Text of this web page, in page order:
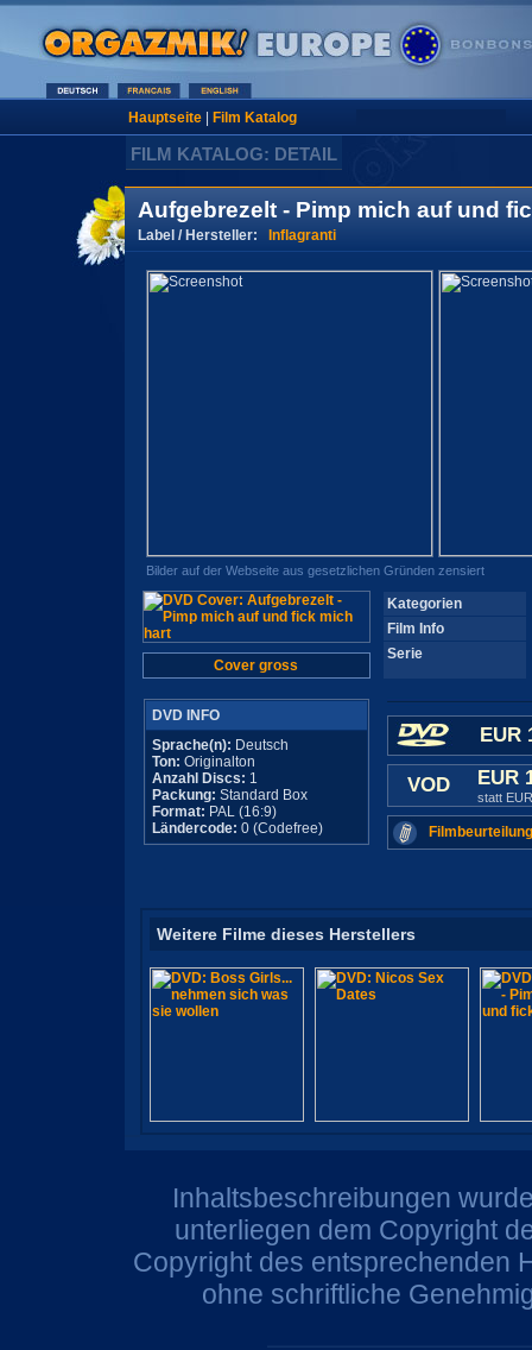
Hauptseite| Film Katalog
FILM KATALOG: DETAIL
Aufgebrezelt - Pimp mich auf und
Label / Hersteller: Inflagranti
Bilder auf der Webseite aus gesetzlichen Gründen zensiert
Cover gross
DVD INFO
Sprache(n): Deutsch
Ton: Originalton
Anzahl Discs: 1
Packung: Standard Box
Format: PAL (16:9)
Ländercode: 0 (Codefree)
Kategorien
Film Info
Serie
EUR
VOD EUR
statt
Weitere Filme dieses Herstellers
Inhaltsbeschreibungen
unterliegen dem Copyright
Copyright des entsprechenden
ohne schriftliche